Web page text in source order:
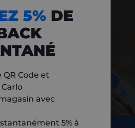
5% DE
QR Code et
avec
5% à